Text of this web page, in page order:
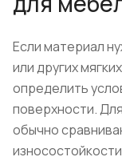
Если материал
или других
определить
поверхности.
обычно